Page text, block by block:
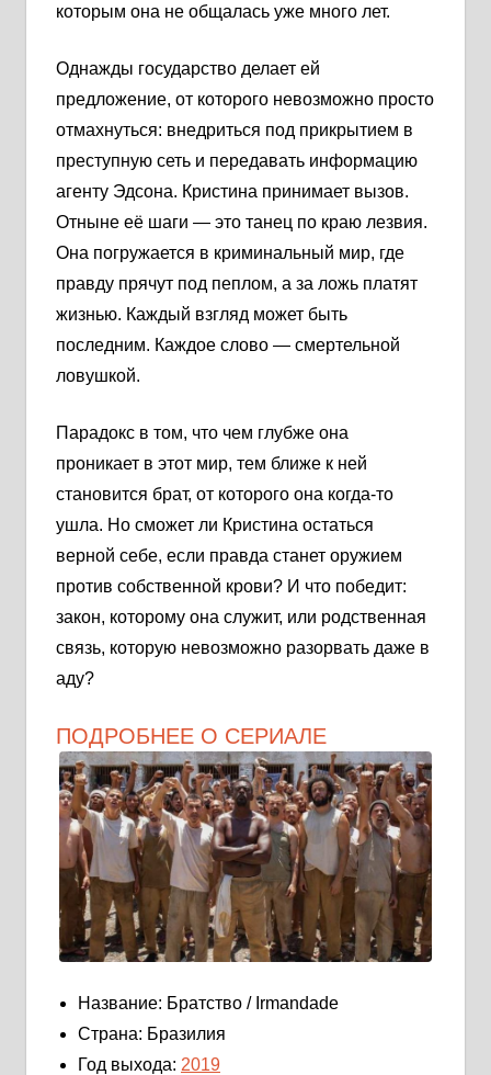
которым она не общалась уже много лет.
Однажды государство делает ей
предложение, от которого невозможно просто
отмахнуться: внедриться под прикрытием в
преступную сеть и передавать информацию
агенту Эдсона. Кристина принимает вызов.
Отныне её шаги — это танец по краю лезвия.
Она погружается в криминальный мир, где
правду прячут под пеплом, а за ложь платят
жизнью. Каждый взгляд может быть
последним. Каждое слово — смертельной
ловушкой.
Парадокс в том, что чем глубже она
проникает в этот мир, тем ближе к ней
становится брат, от которого она когда-то
ушла. Но сможет ли Кристина остаться
верной себе, если правда станет оружием
против собственной крови? И что победит:
закон, которому она служит, или родственная
связь, которую невозможно разорвать даже в
аду?
ПОДРОБНЕЕ О СЕРИАЛЕ
Название: Братство / Irmandade
Страна: Бразилия
Год выхода: 2019